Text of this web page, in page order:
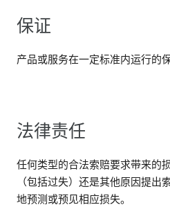
保证
产品或服务在一定标准内运行的保
法律责任
任何类型的合法索赔要求带来的
（包括过失）还是其他原因提出
地预测或预见相应损失。